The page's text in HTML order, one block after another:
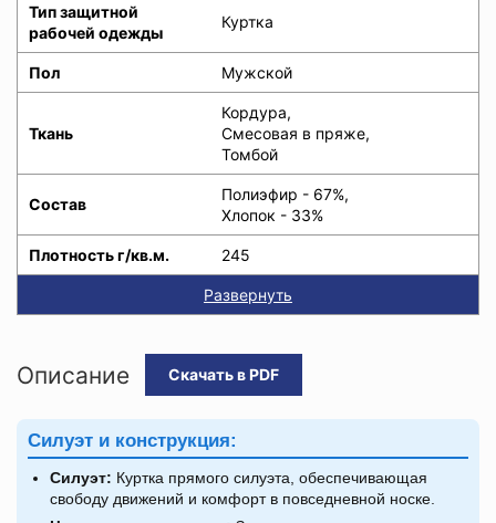
Тип защитной
рабочей одежды
Куртка
Пол Мужской
Ткань
Кордура,
Смесовая в пряже,
Томбой
Состав
Полиэфир - 67%,
Хлопок - 33%
Плотность г/кв.м. 245
Развернуть
Описание Скачать в PDF
Силуэт и конструкция:
Силуэт: Куртка прямого силуэта, обеспечивающая
свободу движений и комфорт в повседневной носке.